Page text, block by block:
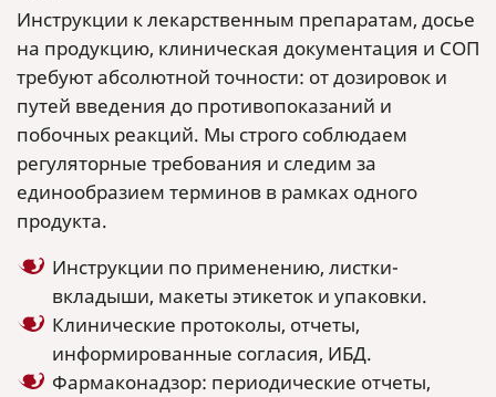
Инструкции к лекарственным препаратам, досье
на продукцию, клиническая документация и СОП
требуют абсолютной точности: от дозировок и
путей введения до противопоказаний и
побочных реакций. Мы строго соблюдаем
регуляторные требования и следим за
единообразием терминов в рамках одного
продукта.
Инструкции по применению, листки-
вкладыши, макеты этикеток и упаковки.
Клинические протоколы, отчеты,
информированные согласия, ИБД.
Фармаконадзор: периодические отчеты,